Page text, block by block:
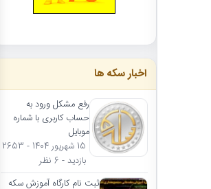
اخبار سکه ها
رفع مشکل ورود به
حساب کاربری با شماره
موبایل
15 شهریور 1404 - 2653
بازدید - 6 نظر
ثبت نام کارگاه آموزش سکه